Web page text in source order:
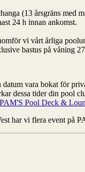
(13 årsgräns med
24 h innan ankomst.
vi vårt årliga
bastus på våning
vara bokat för
dessa tider din pool
PAM'S Pool Deck &
har vi flera event på